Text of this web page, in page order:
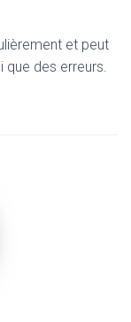
et peut
des erreurs.